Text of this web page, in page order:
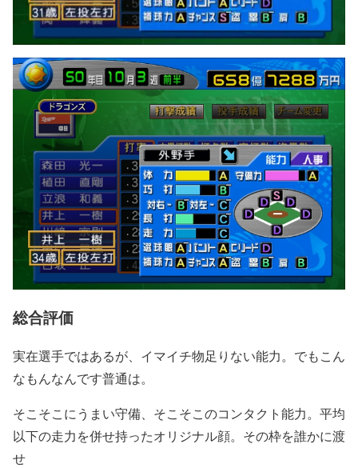
総合評価
実在選手ではあるが、イマイチ物足りない能力。でもこん
なもんなんです普通は。
そこそこにうまい守備、そこそこのコンタクト能力。平均
以下の走力を併せ持ったオリジナル顔。その枠を誰かに渡
せ